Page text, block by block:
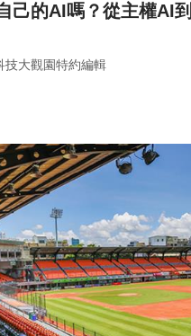
己的AI嗎？從主權AI
技大觀園特約編輯